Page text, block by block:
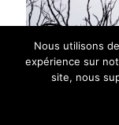
Nous utilisons
expérience sur
site, nous